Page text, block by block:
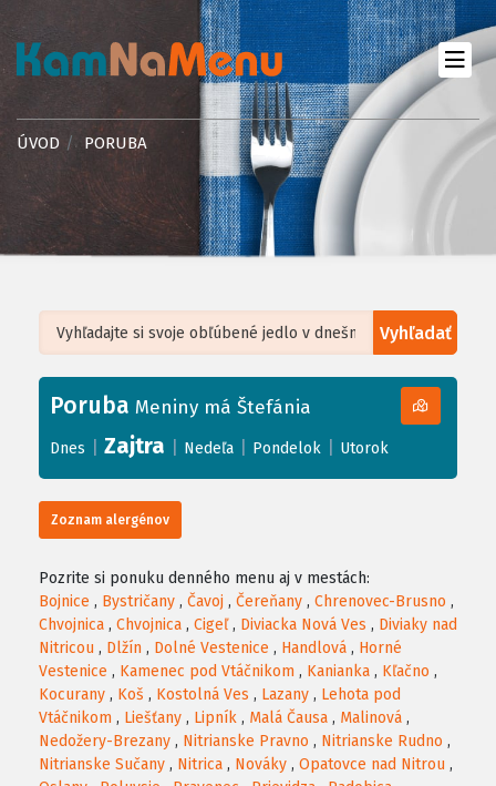
ÚVOD PORUBA
Vyhľadať
+
−
Leaflet| ©OpenStreetMap, Tiles courtesy ofHumanitarian OpenStreetMap
Poruba Meniny má Štefánia
Dnes Zajtra Nedeľa Pondelok Utorok
Zoznam alergénov
Pozrite si ponuku denného menu aj v mestách:
Bojnice , Bystričany , Čavoj , Čereňany , Chrenovec-Brusno ,
Chvojnica , Chvojnica , Cigeľ, Diviacka Nová Ves , Diviaky nad
Nitricou , Dlžín , Dolné Vestenice , Handlová , Horné
Vestenice , Kamenec pod Vtáčnikom , Kanianka , Kľačno ,
Kocurany , Koš , Kostolná Ves , Lazany , Lehota pod
Vtáčnikom , Liešťany , Lipník , Malá Čausa , Malinová ,
Nedožery-Brezany , Nitrianske Pravno , Nitrianske Rudno ,
Nitrianske Sučany , Nitrica , Nováky , Opatovce nad Nitrou ,